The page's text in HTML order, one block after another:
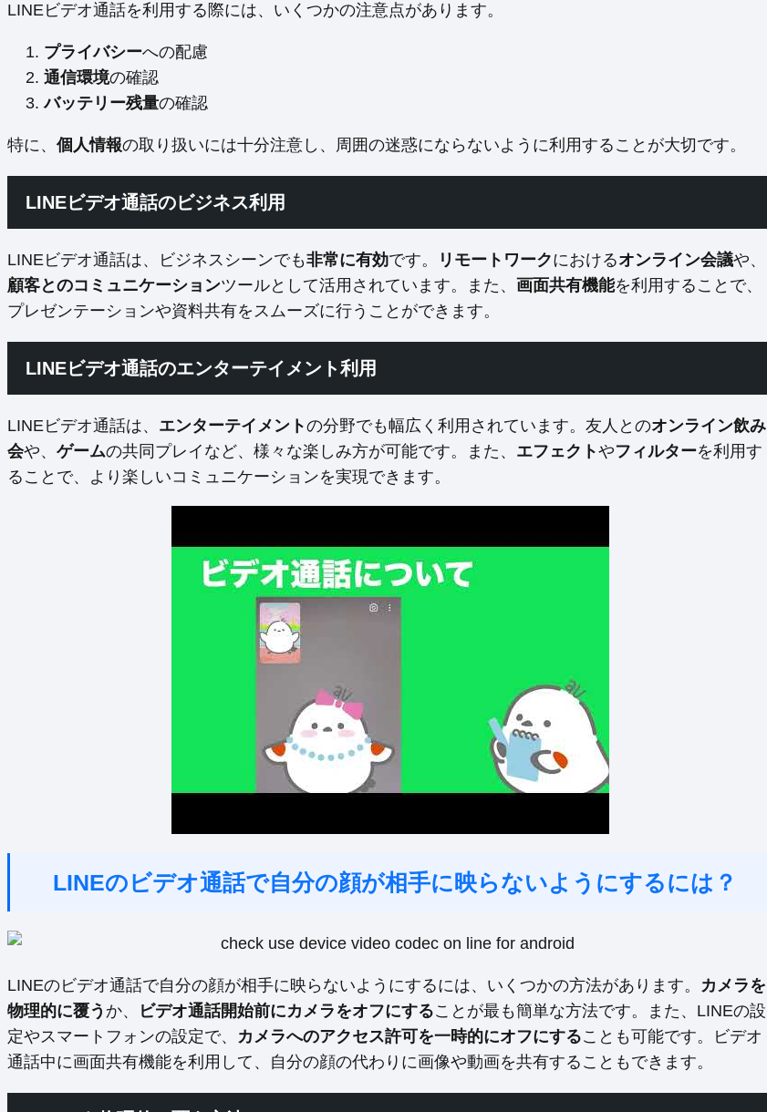
LINEビデオ通話を利用する際には、いくつかの注意点があります。
プライバシーへの配慮
通信環境の確認
バッテリー残量の確認
特に、 個人情報の取り扱いには十分注意し、周囲の迷惑にならないように利用することが大切です。
LINEビデオ通話のビジネス利用
LINEビデオ通話は、ビジネスシーンでも非常に有効です。 リモートワークにおけるオンライン会議や、
顧客とのコミュニケーションツールとして活用されています。また、 画面共有機能を利用することで、
プレゼンテーションや資料共有をスムーズに行うことができます。
LINEビデオ通話のエンターテイメント利用
LINEビデオ通話は、 エンターテイメントの分野でも幅広く利用されています。友人とのオンライン飲み
会や、 ゲームの共同プレイなど、様々な楽しみ方が可能です。また、 エフェクトやフィルターを利用す
ることで、より楽しいコミュニケーションを実現できます。
LINEのビデオ通話で自分の顔が相手に映らないようにするには？
LINEのビデオ通話で自分の顔が相手に映らないようにするには、いくつかの方法があります。 カメラを
物理的に覆う か、 ビデオ通話開始前にカメラをオフにすることが最も簡単な方法です。また、LINEの設
定やスマートフォンの設定で、 カメラへのアクセス許可を一時的にオフにすることも可能です。ビデオ
通話中に画面共有機能を利用して、自分の顔の代わりに画像や動画を共有することもできます。